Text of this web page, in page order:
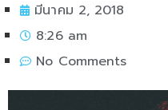
มีนาคม 2, 2018
8:26 am
No Comments